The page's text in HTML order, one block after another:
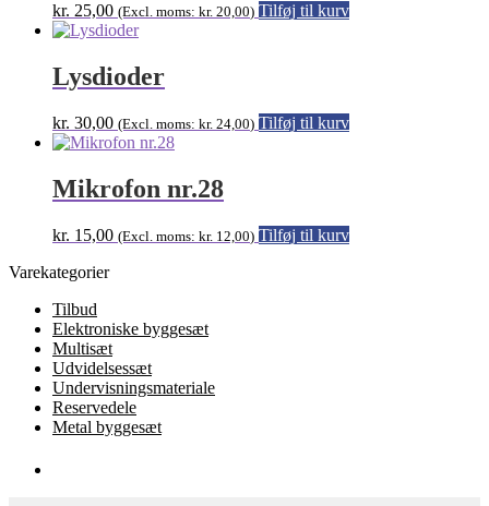
kr. 25,00 (Excl. moms: kr. 20,00) Tilføj til kurv
Lysdioder
kr. 30,00 (Excl. moms: kr. 24,00) Tilføj til kurv
Mikrofon nr.28
kr. 15,00 (Excl. moms: kr. 12,00) Tilføj til kurv
Varekategorier
Tilbud
Elektroniske byggesæt
Multisæt
Udvidelsessæt
Undervisningsmateriale
Reservedele
Metal byggesæt